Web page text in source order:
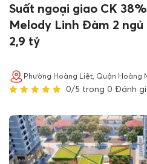
Suất ngoại giao CK
Melody Linh Đàm 2 ngủ
2,9 tỷ
Phường Hoàng Liệt, Quận Hoàng
0/5 trong 0 Đánh